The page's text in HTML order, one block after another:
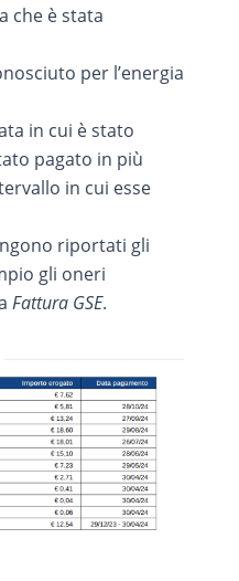
che è stata
per l’energia
in cui è stato
pagato in più
in cui esse
riportati gli
gli oneri
Fattura GSE.